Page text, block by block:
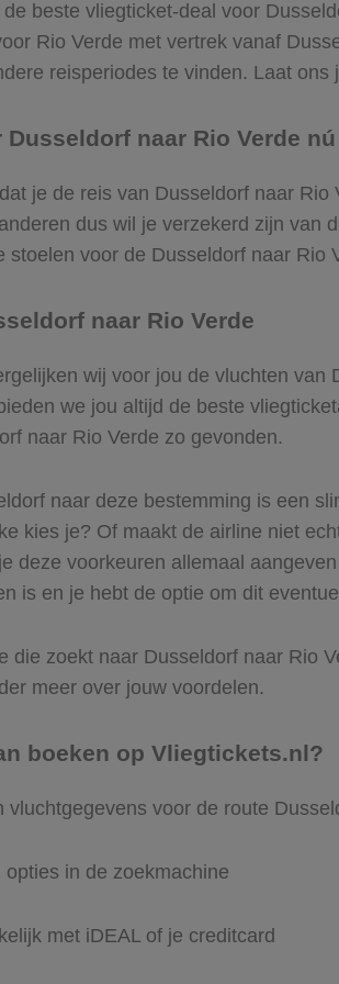
beste vliegticket-deal voor
Rio Verde met vertrek vanaf
reisperiodes te vinden. Laat
naar Rio Verde
je de reis van Dusseldorf naar
dus wil je verzekerd zijn van
stoelen voor de Dusseldorf naar Rio
naar Rio Verde
wij voor jou de vluchten
we jou altijd de beste
naar Rio Verde zo gevonden.
naar deze bestemming is een
kies je? Of maakt de airline niet
deze voorkeuren allemaal
is en je hebt de optie om dit
die zoekt naar Dusseldorf naar Rio
meer over jouw voordelen.
boeken op Vliegtickets.nl?
vluchtgegevens voor de route
in de zoekmachine
met iDEAL of je creditcard